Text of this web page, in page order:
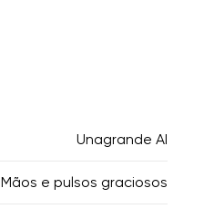
Unagrande AI
Mãos e pulsos graciosos